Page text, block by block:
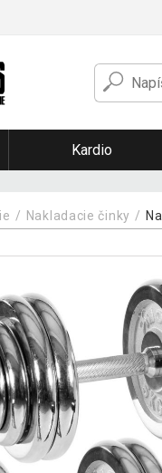
Kardio
Nakladacie činky